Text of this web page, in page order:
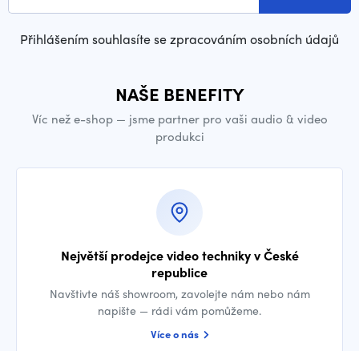
Přihlášením souhlasíte se zpracováním osobních údajů
NAŠE BENEFITY
Víc než e-shop — jsme partner pro vaši audio & video
produkci
Největší prodejce video techniky v České
republice
Navštivte náš showroom, zavolejte nám nebo nám
napište — rádi vám pomůžeme.
Více o nás